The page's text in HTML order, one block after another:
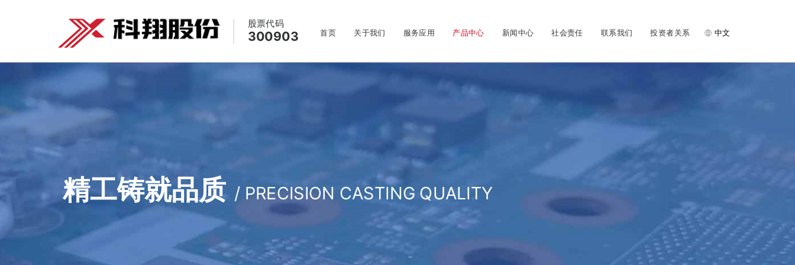
股票代码
300903 首页 关于我们 服务应用 产品中心 新闻中心 社会责任 联系我们 投资者关系 中文
精工铸就品质 / PRECISION CASTING QUALITY